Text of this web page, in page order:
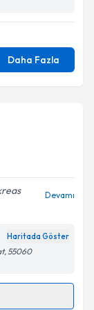
Daha Fazla
Devamı
Haritada Göster
55060